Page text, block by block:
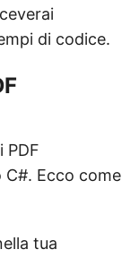
di codice.
PDF
Ecco come
tua